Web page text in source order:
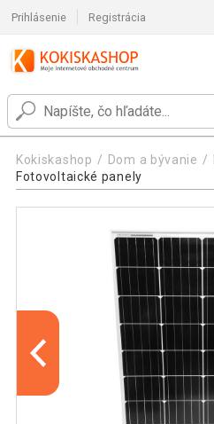
Prihlásenie Registrácia
Kokiskashop Dom a bývanie
Fotovoltaické panely